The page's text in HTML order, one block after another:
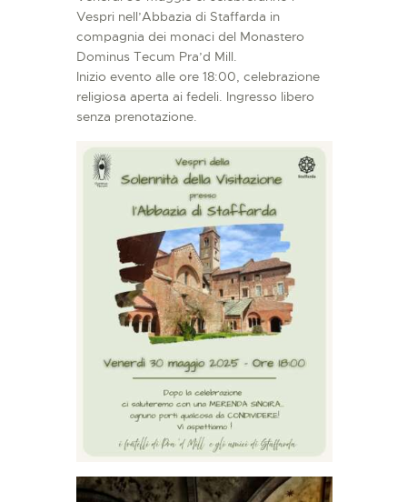
Vespri nell’Abbazia di Staffarda in
compagnia dei monaci del Monastero
Dominus Tecum Pra’d Mill.
Inizio evento alle ore 18:00, celebrazione
religiosa aperta ai fedeli. Ingresso libero
senza prenotazione.